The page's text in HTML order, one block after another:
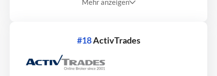
Mehr anzeigen
#18ActivTrades